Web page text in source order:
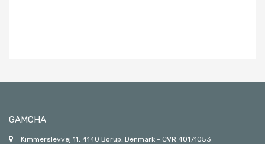
GAMCHA
Kimmerslevvej 11, 4140 Borup, Denmark - CVR 40171053